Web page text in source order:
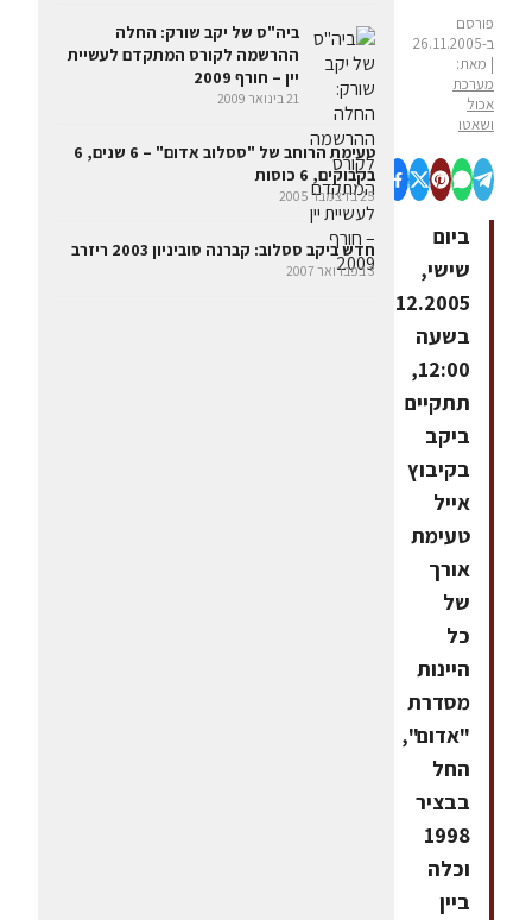
פורסם
ב-26.11.2005
| מאת:
מערכת
אכול
ושאטו
ביום
שישי,
16.12.2005
בשעה
12:00,
תתקיים
ביקב
בקיבוץ
אייל
טעימת
אורך
של
כל
היינות
מסדרת
"אדום",
החל
בבציר
1998
וכלה
ביין
ביה"ס של יקב שורק: החלה
ההרשמה לקורס המתקדם לעשיית
יין – חורף 2009
21 בינואר 2009
טעימת הרוחב של "ססלוב אדום" – 6 שנים, 6
בקבוקים, 6 כוסות
25 בדצמבר 2005
חדש ביקב ססלוב: קברנה סוביניון 2003 ריזרב
3 בפברואר 2007